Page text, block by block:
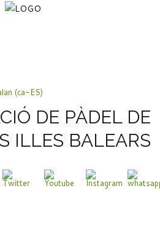
DE PÀDEL DE
ILLES BALEARS